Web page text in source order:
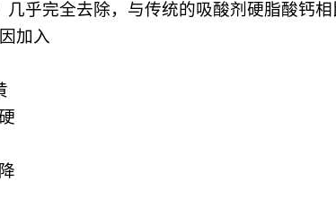
乎完全去除，与传统的吸酸剂硬脂酸钙
加入